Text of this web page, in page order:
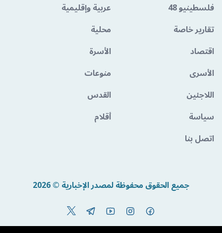
فلسطينيو 48
عربية وإقليمية
تقارير خاصة
محلية
اقتصاد
الأسرة
الأسرى
منوعات
اللاجئين
القدس
سياسة
أقلام
اتصل بنا
جميع الحقوق محفوظة لمصدر الإخبارية © 2026